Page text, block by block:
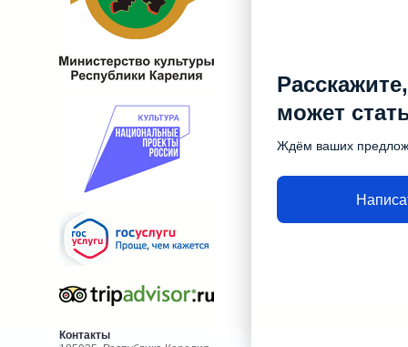
может
Ждём ваших
Контакты